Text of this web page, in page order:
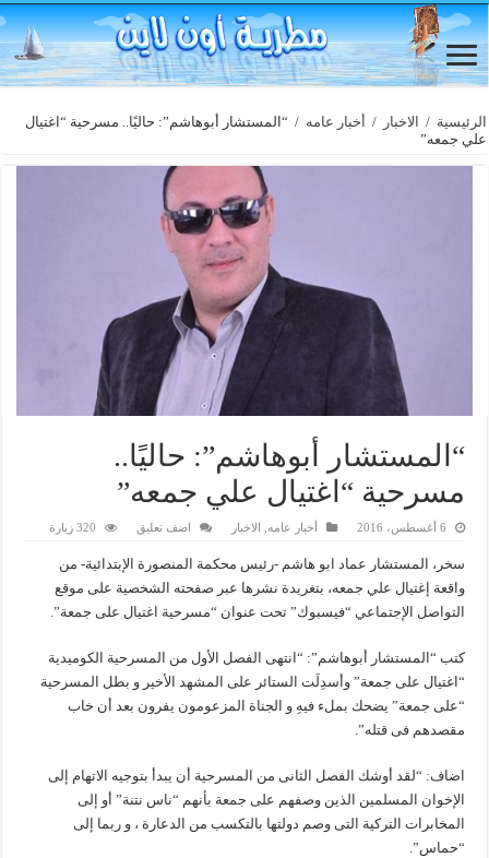
الرئيسية / الاخبار / أخبار عامه / “المستشار أبوهاشم”: حاليًا.. مسرحية “اغتيال
علي جمعه”
“المستشار أبوهاشم”: حاليًا..
مسرحية “اغتيال علي جمعه”
6 أغسطس، 2016 أخبار عامه, الاخبار اضف تعليق 320 زيارة
سخر، المستشار عماد ابو هاشم -رئيس محكمة المنصورة الإبتدائية- من
واقعة إغتيال علي جمعه، بتغريدة نشرها عبر صفحته الشخصية على موقع
التواصل الإجتماعي “فيسبوك” تحت عنوان “مسرحية اغتيال على جمعة”.
كتب “المستشار أبوهاشم”: “انتهى الفصل الأول من المسرحية الكوميدية
“اغتيال على جمعة” وأسدِلَت الستائر على المشهد الأخير و بطل المسرحية
“على جمعة” يضحك بملء فيهِ و الجناة المزعومون يفرون بعد أن خاب
مقصدهم فى قتله”.
اضاف: “لقد أوشك الفصل الثانى من المسرحية أن يبدأ بتوجيه الاتهام إلى
الإخوان المسلمين الذين وصفهم على جمعة بأنهم “ناس نتنة” أو إلى
المخابرات التركية التى وصم دولتها بالتكسب من الدعارة ، و ربما إلى
“حماس”.